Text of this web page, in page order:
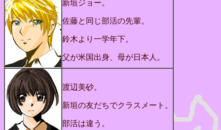
新垣ジョー。
佐藤と同じ部活の先輩。
鈴木より一学年下。
父が米国出身、母が日本人。
渡辺美砂。
新垣の友だちでクラスメート。
部活は違う。